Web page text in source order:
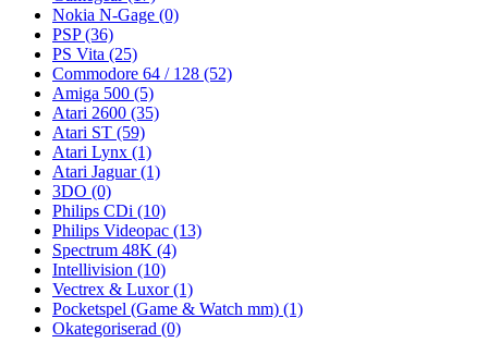
Nokia N-Gage (0)
PSP(36)
PS Vita (25)
Commodore 64 / 128 (52)
Amiga 500 (5)
Atari 2600 (35)
Atari ST (59)
Atari Lynx (1)
Atari Jaguar(1)
3DO (0)
Philips CDi (10)
Philips Videopac (13)
Spectrum 48K (4)
Intellivision (10)
Vectrex & Luxor(1)
Pocketspel (Game & Watch mm) (1)
Okategoriserad (0)